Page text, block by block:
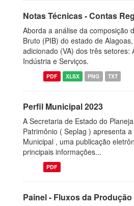
Notas Técnicas - Contas
Aborda a análise da composição
Bruto (PIB) do estado de
adicionado (VA) dos três setores:
Indústria e Serviços.
PDF XLSX PNG TXT
Perfil Municipal 2023
A Secretaria de Estado do
Patrimônio ( Seplag ) apresenta a
Municipal , uma publicação
principais informações...
PDF
Painel - Fluxos da